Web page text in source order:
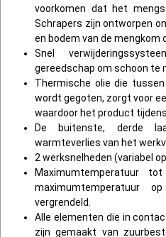
voorkomen dat het
Schrapers zijn ontworpen
en bodem van de mengkom
Snel
gereedschap om schoon te
Thermische olie die
wordt gegoten, zorgt voor
waardoor het product
De buitenste, derde
warmteverlies van het
2 werksnelheden (variabel
Maximumtemperatuur
maximumtemperatuur
vergrendeld.
Alle elementen die in
zijn gemaakt van